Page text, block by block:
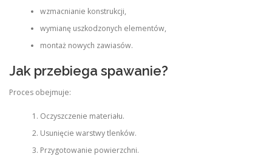
wzmacnianie konstrukcji,
wymianę uszkodzonych elementów,
montaż nowych zawiasów.
Jak przebiega spawanie?
Proces obejmuje:
Oczyszczenie materiału.
Usunięcie warstwy tlenków.
Przygotowanie powierzchni.